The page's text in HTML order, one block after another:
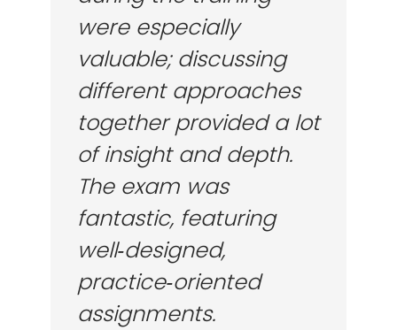
were especially
valuable; discussing
different approaches
together provided a lot
of insight and depth.
The exam was
fantastic, featuring
well‑designed,
practice‑oriented
assignments.
Regio Amsterdam
Nederland